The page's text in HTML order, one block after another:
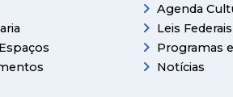
Agenda
Leis
Programas
Notícias